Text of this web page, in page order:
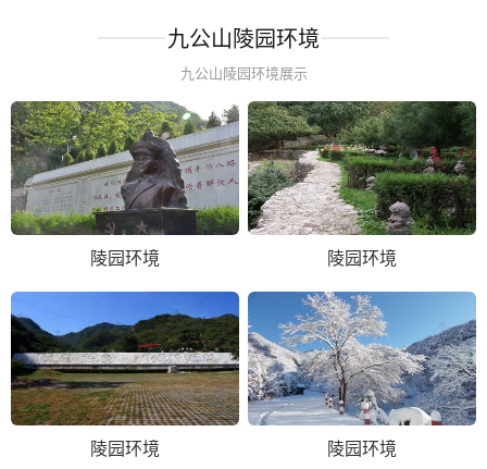
九公山陵园环境
九公山陵园环境展示
陵园环境 陵园环境
陵园环境 陵园环境